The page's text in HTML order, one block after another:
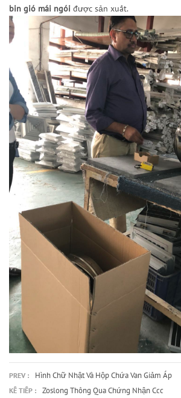
bin gió mái ngói được sản xuất.
PREV : Hình Chữ Nhật Và Hộp Chứa Van Giảm Áp
KẾ TIẾP : Zoslong Thông Qua Chứng Nhận Ccc